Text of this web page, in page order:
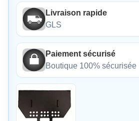
Livraison rapide
GLS
Paiement sécurisé
Boutique 100% sécurisée